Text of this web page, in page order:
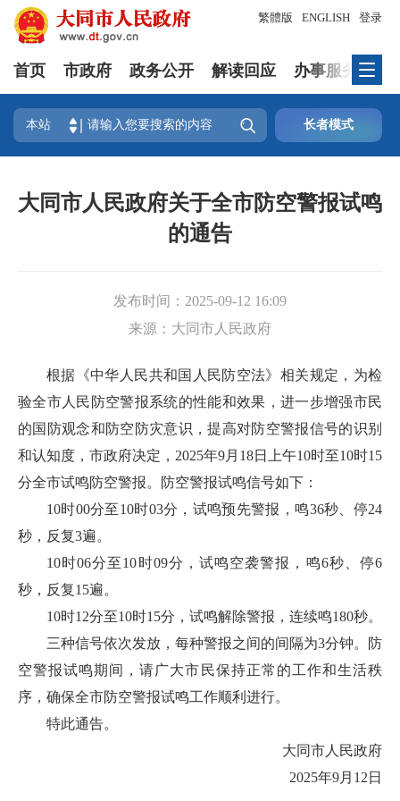
登录
繁體版 ENGLISH
首页 市政府 政务公开 解读回应 办事服务
本站  长者模式
大同市人民政府关于全市防空警报试鸣
的通告
发布时间： 2025-09-12 16:09
来源： 大同市人民政府
根据《中华人民共和国人民防空法》相关规定，为检
验全市人民防空警报系统的性能和效果，进一步增强市民
的国防观念和防空防灾意识，提高对防空警报信号的识别
和认知度，市政府决定，2025年9月18日上午10时至10时15
分全市试鸣防空警报。防空警报试鸣信号如下：
10时00分至10时03分，试鸣预先警报，鸣36秒、停24
秒，反复3遍。
10时06分至10时09分，试鸣空袭警报，鸣6秒、停6
秒，反复15遍。
10时12分至10时15分，试鸣解除警报，连续鸣180秒。
三种信号依次发放，每种警报之间的间隔为3分钟。防
空警报试鸣期间，请广大市民保持正常的工作和生活秩
序，确保全市防空警报试鸣工作顺利进行。
特此通告。
大同市人民政府
2025年9月12日